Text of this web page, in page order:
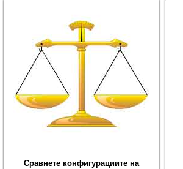
Сравнете конфигурациите на